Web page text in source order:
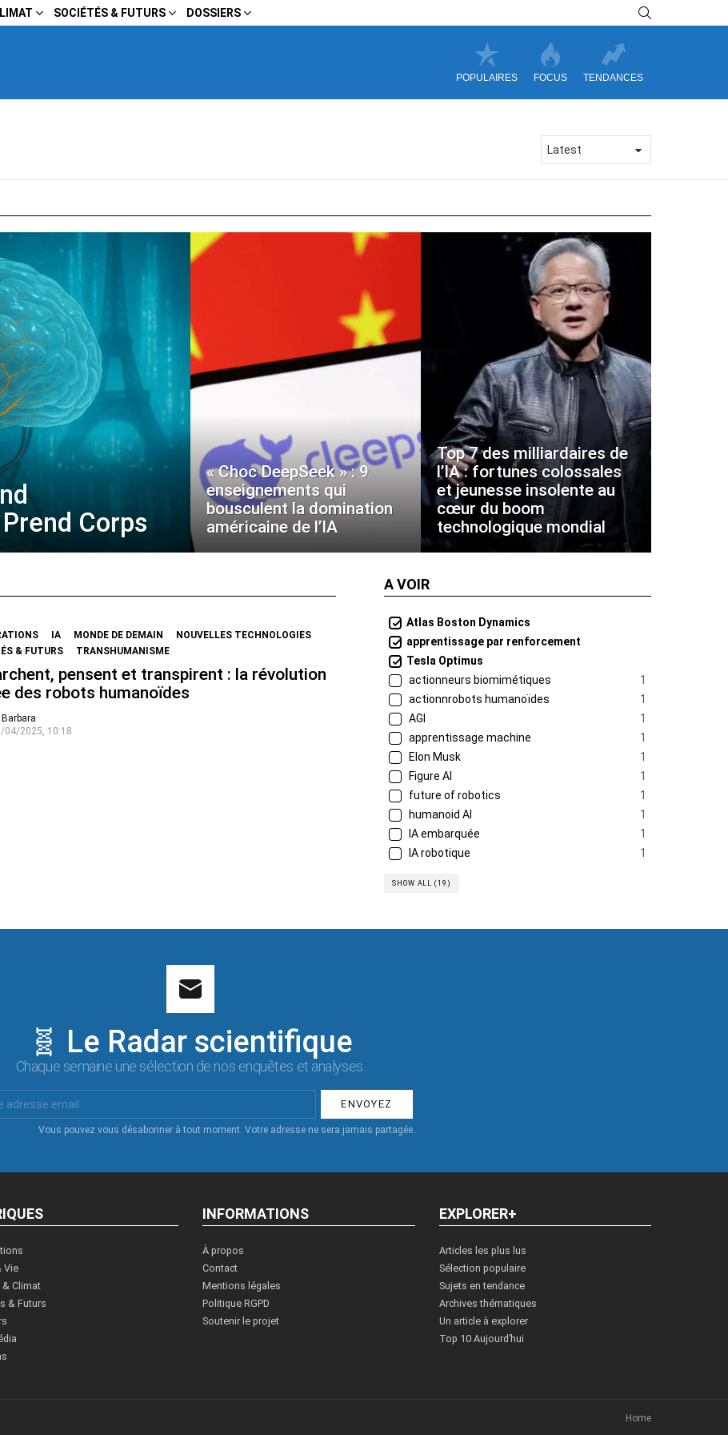
SOCIÉTÉS & FUTURS DOSSIERS
POPULAIRES FOCUS TENDANCES
Corps
« Choc DeepSeek » : 9
enseignements qui
bousculent la domination
américaine de l’IA
Top 7 des milliardaires de
l’IA : fortunes colossales
et jeunesse insolente au
cœur du boom
technologique mondial
IA MONDE DE DEMAIN
NOUVELLES TECHNOLOGIES
& FUTURS
TRANSHUMANISME
pensent et transpirent : la révolution
des robots humanoïdes
Barbara
04/2025, 10:18
A VOIR
Atlas Boston Dynamics
apprentissage par renforcement
Tesla Optimus
actionneurs biomimétiques
1
actionnrobots humanoïdes
1
AGI
1
apprentissage machine
1
Elon Musk
1
Figure AI
1
future of robotics
1
humanoid AI
1
IA embarquée
1
IA robotique
1
SHOW ALL (19)
🧬 Le Radar scientifique
Chaque semaine une sélection de nos enquêtes et analyses.
Vous pouvez vous désabonner à tout moment. Votre adresse ne sera jamais partagée.
Vie
& Climat
& Futurs
INFORMATIONS
À propos
Contact
Mentions légales
Politique RGPD
Soutenir le projet
EXPLORER+
Articles les plus lus
Sélection populaire
Sujets en tendance
Archives thématiques
Un article à explorer
Top 10 Aujourd’hui
Home